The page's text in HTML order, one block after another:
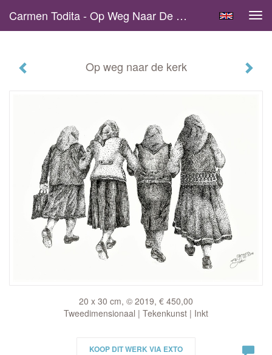
Carmen Todita - Op Weg Naar De Kerk
Op weg naar de kerk
20 x 30 cm, © 2019, € 450,00
Tweedimensionaal | Tekenkunst | Inkt
KOOP DIT WERK VIA EXTO